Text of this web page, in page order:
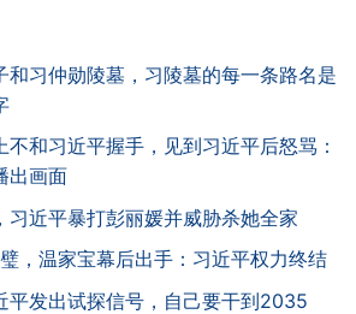
和习仲勋陵墓，习陵墓的每一条路名是
和习近平握手，见到习近平后怒骂：
出画面
习近平暴打彭丽媛并威胁杀她全家
，温家宝幕后出手：习近平权力终结
平发出试探信号，自己要干到2035